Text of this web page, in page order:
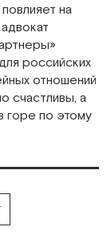
на
российских
отношений
счастливы, а
горе по этому